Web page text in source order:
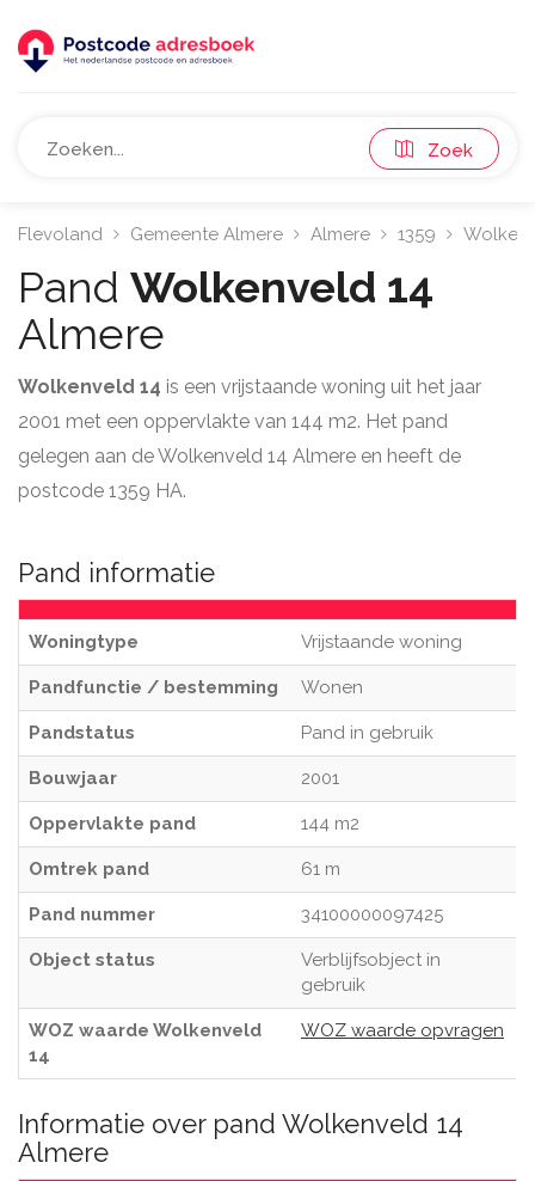
Zoek
Flevoland Gemeente Almere Almere 1359
Pand Wolkenveld 14
Almere
Wolkenveld 14 is een vrijstaande woning uit het jaar
2001 met een oppervlakte van 144 m2. Het pand
gelegen aan de Wolkenveld 14 Almere en heeft de
postcode 1359 HA.
Pand informatie
Woningtype Vrijstaande woning
Pandfunctie / bestemming Wonen
Pandstatus Pand in gebruik
Bouwjaar 2001
Oppervlakte pand 144 m2
Omtrek pand 61 m
Pand nummer 34100000097425
Object status
Verblijfsobject in
gebruik
WOZ waarde Wolkenveld
14
WOZ waarde opvragen
Informatie over pand Wolkenveld 14
Almere